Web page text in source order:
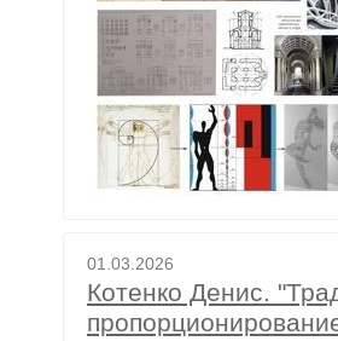
01.03.2026
Котенко Денис.